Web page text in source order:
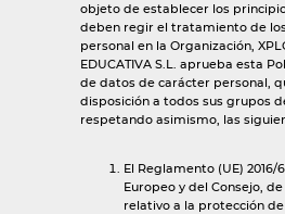
objeto de establecer los
deben regir el tratamiento de
personal en la Organización,
EDUCATIVA S.L. aprueba esta
de datos de carácter personal,
disposición a todos sus grupos
respetando asimismo, las
El Reglamento (UE)
Europeo y del Consejo,
relativo a la protección